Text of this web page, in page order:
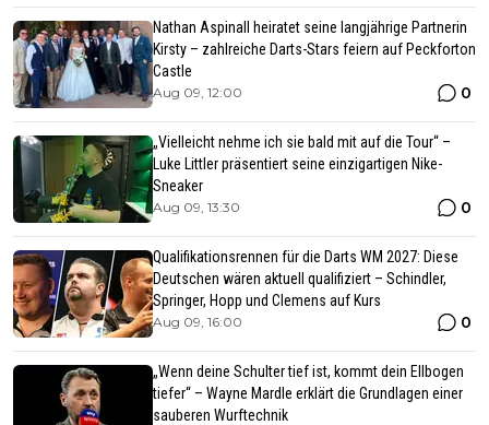
Nathan Aspinall heiratet seine langjährige Partnerin
Kirsty – zahlreiche Darts-Stars feiern auf Peckforton
Castle
Aug 09, 12:00 0
„Vielleicht nehme ich sie bald mit auf die Tour“ –
Luke Littler präsentiert seine einzigartigen Nike-
Sneaker
Aug 09, 13:30 0
Qualifikationsrennen für die Darts WM 2027: Diese
Deutschen wären aktuell qualifiziert – Schindler,
Springer, Hopp und Clemens auf Kurs
Aug 09, 16:00 0
„Wenn deine Schulter tief ist, kommt dein Ellbogen
tiefer“ – Wayne Mardle erklärt die Grundlagen einer
sauberen Wurftechnik